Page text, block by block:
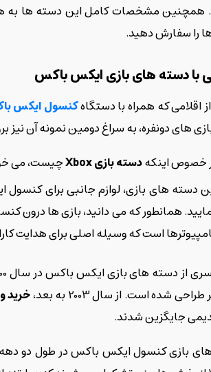
همچنین مشخصات کامل این دسته ها به
را سفارش دهید.
با دسته های بازی ایکس باکس
اقلامی که همراه با دستگاهکنسول ایکس
های دونفره، به سراغ دومین نمونه آن نیز
خصوص اینکهدسته بازیXboxچیست، می
دسته های بازی، لوازم جانبی برای کنسول
همانطور که می دانید، بازی ها درون
است که وسیله اصلی برای هدایت
شده است. از سال 2003 به بعد،
خرید
جایگزین شدند.
بازی کنسول ایکس باکس در طول دو دهه